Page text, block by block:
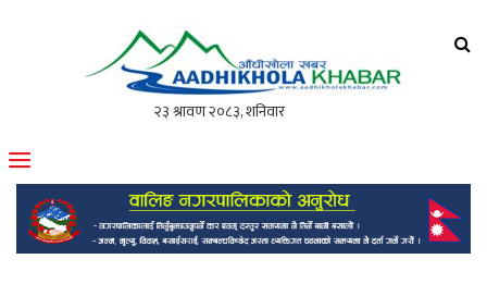
मोफसलकै लोकप्रिय अनलाइन पत्रिका